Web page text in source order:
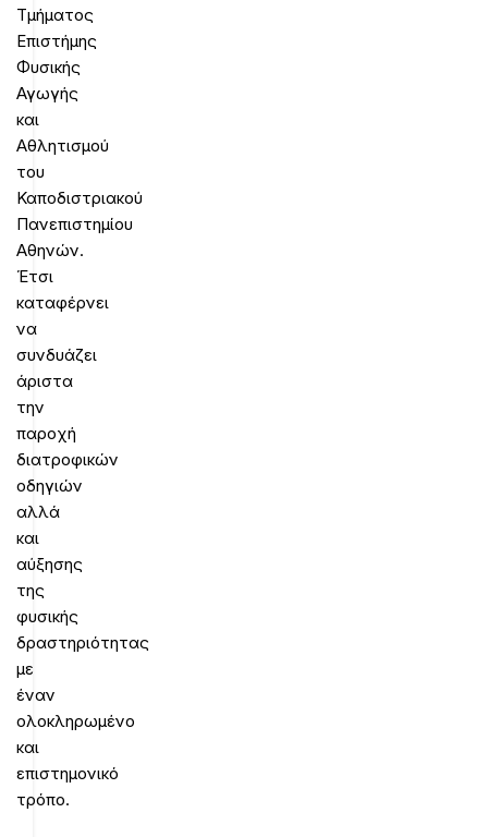
Τμήματος
Επιστήμης
Φυσικής
Αγωγής
και
Αθλητισμού
του
Καποδιστριακού
Πανεπιστημίου
Αθηνών.
Έτσι
καταφέρνει
να
συνδυάζει
άριστα
την
παροχή
διατροφικών
οδηγιών
αλλά
και
αύξησης
της
φυσικής
δραστηριότητας
με
έναν
ολοκληρωμένο
και
επιστημονικό
τρόπο.